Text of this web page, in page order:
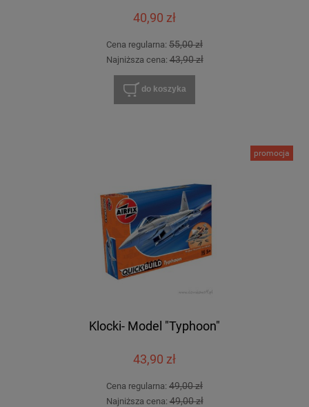
40,90 zł
Cena regularna: 55,00 zł
Najniższa cena:43,90 zł
do koszyka
Klocki- Model "Typhoon"
43,90 zł
Cena regularna: 49,00 zł
Najniższa cena:49,00 zł
promocja